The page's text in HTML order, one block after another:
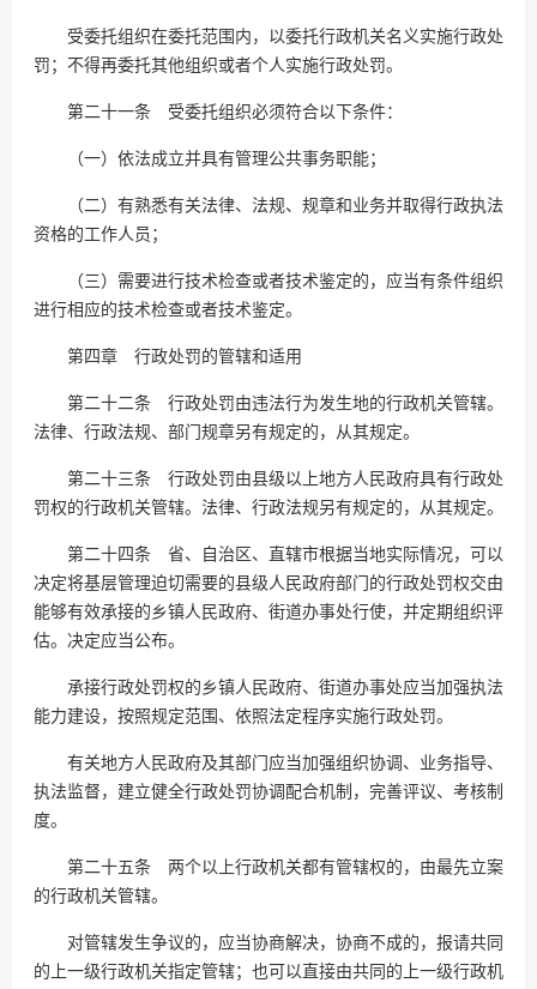
受委托组织在委托范围内，以委托行政机关名义实施行政处
罚；不得再委托其他组织或者个人实施行政处罚。
第二十一条 受委托组织必须符合以下条件：
（一）依法成立并具有管理公共事务职能；
（二）有熟悉有关法律、法规、规章和业务并取得行政执法
资格的工作人员；
（三）需要进行技术检查或者技术鉴定的，应当有条件组织
进行相应的技术检查或者技术鉴定。
第四章 行政处罚的管辖和适用
第二十二条 行政处罚由违法行为发生地的行政机关管辖。
法律、行政法规、部门规章另有规定的，从其规定。
第二十三条 行政处罚由县级以上地方人民政府具有行政处
罚权的行政机关管辖。法律、行政法规另有规定的，从其规定。
第二十四条 省、自治区、直辖市根据当地实际情况，可以
决定将基层管理迫切需要的县级人民政府部门的行政处罚权交由
能够有效承接的乡镇人民政府、街道办事处行使，并定期组织评
估。决定应当公布。
承接行政处罚权的乡镇人民政府、街道办事处应当加强执法
能力建设，按照规定范围、依照法定程序实施行政处罚。
有关地方人民政府及其部门应当加强组织协调、业务指导、
执法监督，建立健全行政处罚协调配合机制，完善评议、考核制
度。
第二十五条 两个以上行政机关都有管辖权的，由最先立案
的行政机关管辖。
对管辖发生争议的，应当协商解决，协商不成的，报请共同
的上一级行政机关指定管辖；也可以直接由共同的上一级行政机